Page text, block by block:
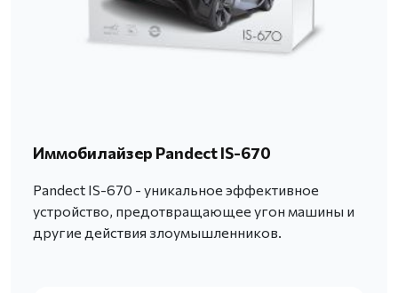
Иммобилайзер Pandect IS-670
Pandect IS-670 - уникальное эффективное
устройство, предотвращающее угон машины и
другие действия злоумышленников.